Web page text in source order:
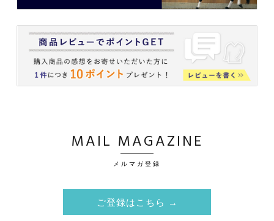
MAIL MAGAZINE
メルマガ登録
ご登録はこちら →